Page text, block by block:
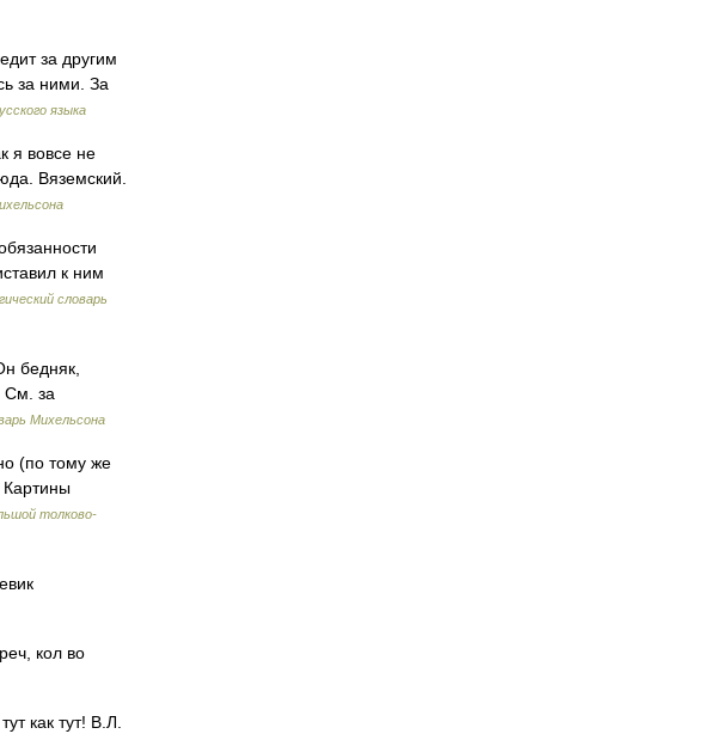
за другим
за ними. За
языка
я вовсе не
Вяземский.
к ним
словарь
бедняк,
См. за
Михельсона
(по тому же
Картины
толково-
кол во
как тут! В.Л.